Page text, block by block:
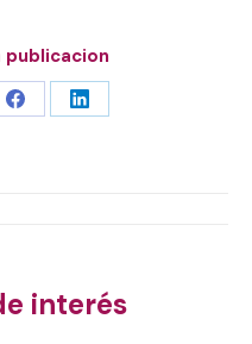
Share Share
interés